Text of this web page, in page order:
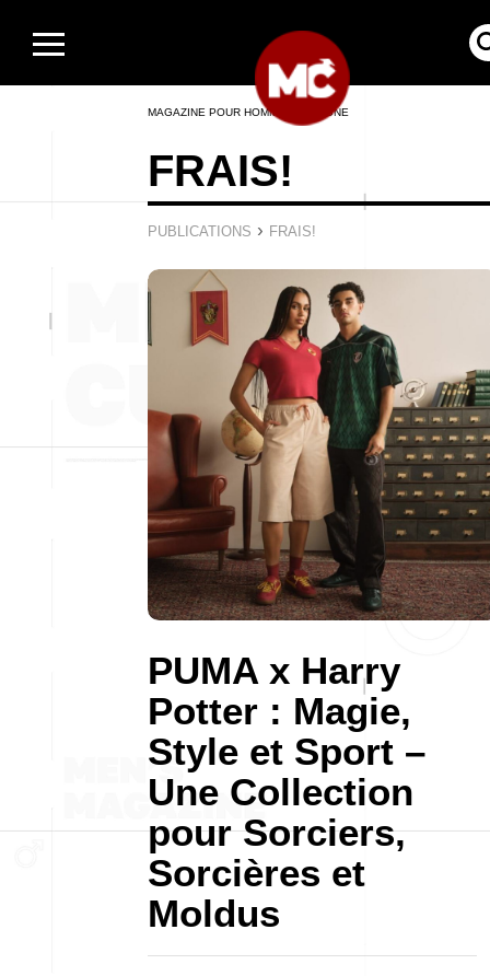
MAGAZINE POUR HOMMES EN LIGNE
FRAIS!
PUBLICATIONS › FRAIS!
PUMA x Harry
Potter : Magie,
Style et Sport –
Une Collection
pour Sorciers,
Sorcières et
Moldus